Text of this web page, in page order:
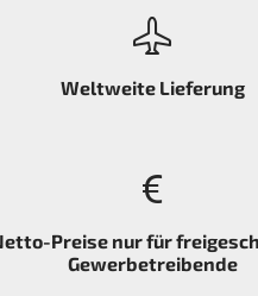
Weltweite Lieferung
Preise nur für
Gewerbetreibende